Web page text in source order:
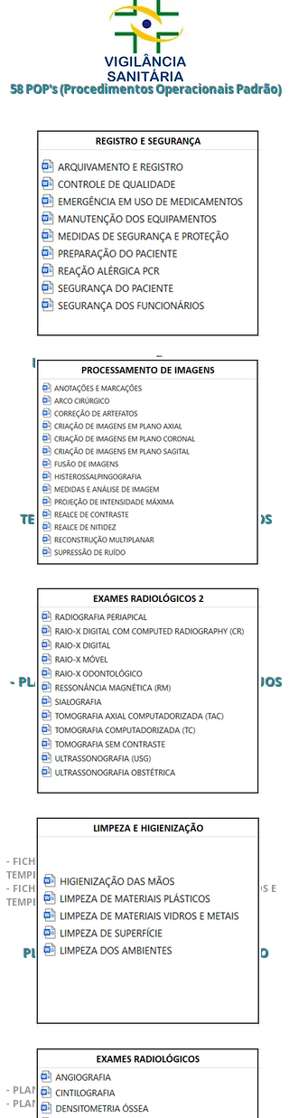
58 POP's (Procedimentos Operacionais Padrão)
FICHAS DE AVALIAÇÃO E ANAMNESE
TERMOS DE CONSENTIMENTO E LAUDOS
- MANUAL DE BOAS PRÁTICAS -
- PLANO DE GERENCIAMENTO DE RESÍDUOS
DE SAÚDE (PGRSS) -
FICHAS DE REGISTRO ECONTROLE
- FICHAS DE REGISTRO DOSES DE RADIAÇÃO E
TEMPERATURA
- FICHAS CONTROLEBIOLÓGICO,VALIDADE INSUMOS E
TEMPERATURA AMBIENTE
PLANILHAS DE CONTROLE FINANCEIRO
- PLANILHA DE CONTROLE FINANCEIRO MENSAL
- PLANILHA FLUXO DE CAIXA DIÁRIO